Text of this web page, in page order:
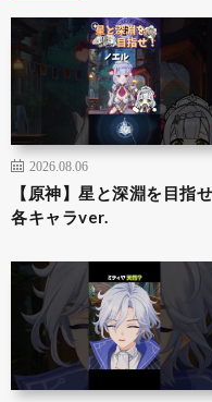
2026.08.06
【原神】星と深淵を目指せ
各キャラver.